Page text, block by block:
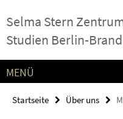
direkt
zu
Selma Stern
Studien Berlin-
Service-
Navigation
MENÜ
Startseite Über uns